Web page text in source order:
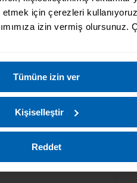
için çerezleri
izin vermiş olursunuz.
Tümüne izin ver
Kişiselleştir
Reddet
müşterilerimizin
• 500+ Yorum